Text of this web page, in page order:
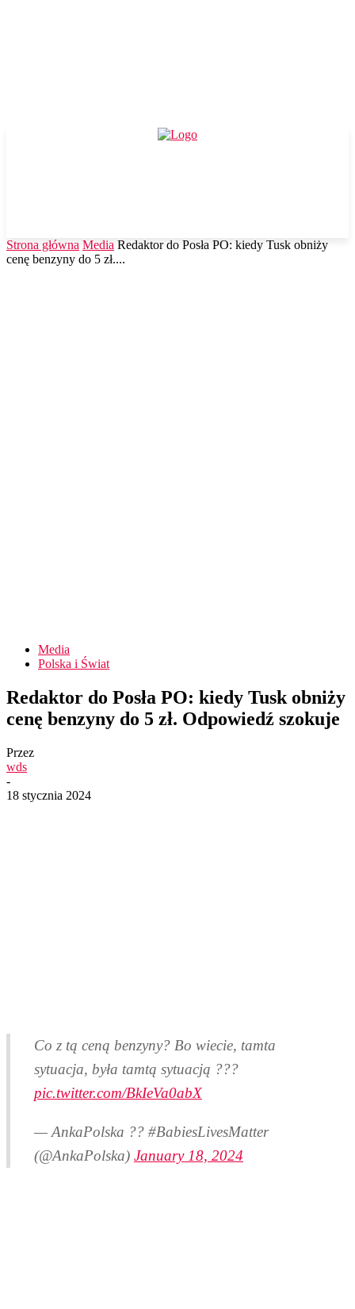
Strona główna Media Redaktor do Posła PO: kiedy Tusk obniży
cenę benzyny do 5 zł....
Media
Polska i Świat
Redaktor do Posła PO: kiedy Tusk obniży
cenę benzyny do 5 zł. Odpowiedź szokuje
Przez
wds
-
18 stycznia 2024
Co z tą ceną benzyny? Bo wiecie, tamta
sytuacja, była tamtą sytuacją ???
pic.twitter.com/BkIeVa0abX
— AnkaPolska ?? #BabiesLivesMatter
(@AnkaPolska) January 18, 2024